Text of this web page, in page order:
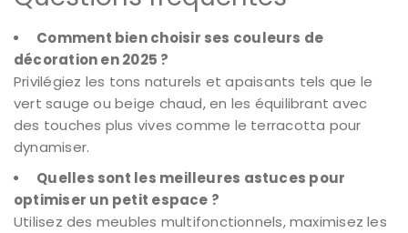
Comment bien choisir ses couleurs de
décoration en 2025 ?
Privilégiez les tons naturels et apaisants tels que le
vert sauge ou beige chaud, en les équilibrant avec
des touches plus vives comme le terracotta pour
dynamiser.
Quelles sont les meilleures astuces pour
optimiser un petit espace ?
Utilisez des meubles multifonctionnels, maximisez les